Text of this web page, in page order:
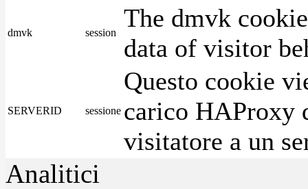
dmvk session
The dmvk
data of visitor
SERVERID sessione
Questo cookie
carico HAProxy
visitatore a un
Analitici